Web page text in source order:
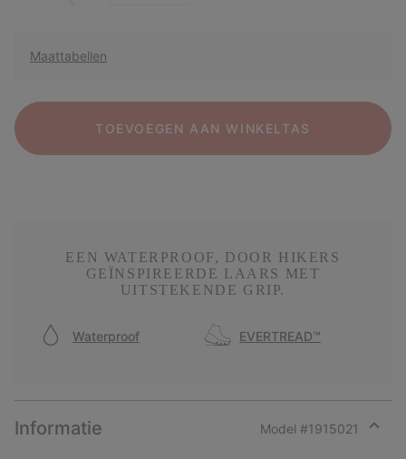
Maattabellen
TOEVOEGEN AAN WINKELTAS
EEN WATERPROOF, DOOR HIKERS
GEÏNSPIREERDE LAARS MET
UITSTEKENDE GRIP.
Waterproof EVERTREAD™
Informatie Model #1915021